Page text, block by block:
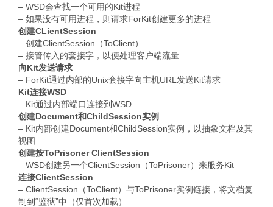
– WSD会查找一个可用的Kit进程
– 如果没有可用进程，则请求ForKit创建更多的进程
创建CLientSession
– 创建ClientSession（ToClient）
– 接管传入的套接字，以便处理客户端流量
向Kit发送请求
– ForKit通过内部的Unix套接字向主机URL发送Kit请求
Kit连接WSD
– Kit通过内部端口连接到WSD
创建Document和ChildSession实例
– Kit内部创建Document和ChildSession实例，以抽象文档及其
视图
创建按ToPrisoner ClientSession
– WSD创建另一个ClientSession（ToPrisoner）来服务Kit
连接ClientSession
– ClientSession（ToClient）与ToPrisoner实例链接，将文档复
制到“监狱”中（仅首次加载）